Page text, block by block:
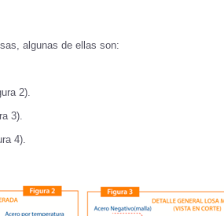
algunas de ellas son:
2).
3).
4).